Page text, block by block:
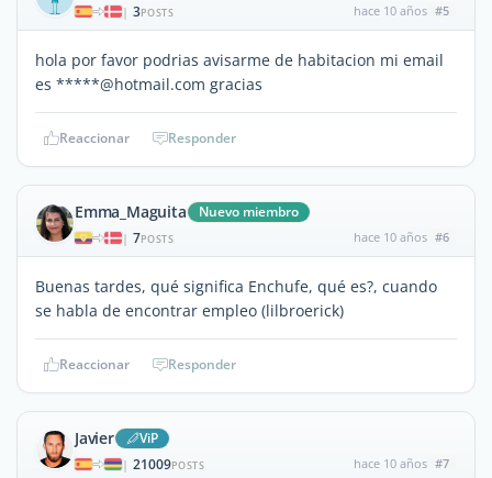
| 3POSTS hace 10 años #5
hola por favor podrias avisarme de habitacion mi email
es *****@hotmail.com gracias
Reaccionar Responder
Emma_Maguita Nuevo miembro
| 7POSTS hace 10 años #6
Buenas tardes, qué significa Enchufe, qué es?, cuando
se habla de encontrar empleo (lilbroerick)
Reaccionar Responder
Javier ViP
| 21009POSTS hace 10 años #7